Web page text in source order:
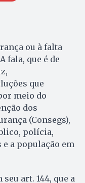
ou à falta
fala, que é de
que
meio do
dos
(Consegs),
polícia,
a população em
art. 144, que a